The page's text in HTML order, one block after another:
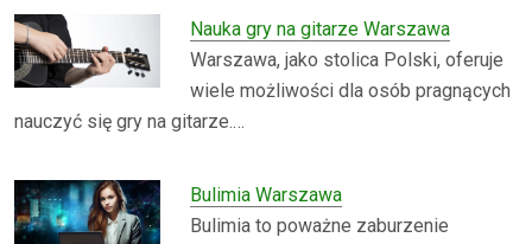
Nauka gry na gitarze Warszawa
Warszawa, jako stolica Polski, oferuje
wiele możliwości dla osób pragnących
nauczyć się gry na gitarze.…
Bulimia Warszawa
Bulimia to poważne zaburzenie